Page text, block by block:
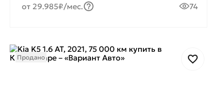
от 29.985₽/мес. 74
Продано